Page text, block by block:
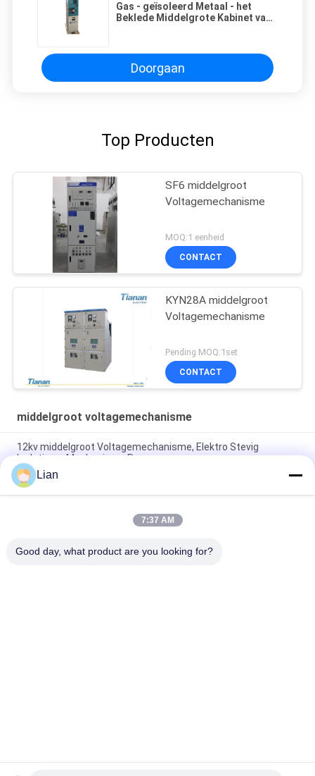
Gas - geïsoleerd Metaal - het
Beklede Middelgrote Kabinet van
Doorgaan
Top Producten
SF6 middelgroot
Voltagemechanisme
MOQ:1 eenheid
CONTACT
KYN28A middelgroot
Voltagemechanisme
Pending MOQ:1set
CONTACT
middelgroot voltagemechanisme
12kv middelgroot Voltagemechanisme, Elektro Stevig
Isolatiemv Mechanisme Rmu
Beklede de Rings Hoofdeenheden van Sf6rmu Mv GIS en
Compact Ac van Mechanismesystemen Metaal -
Sf6 belt het Gas Geïsoleerde Mechanisme, Hoofdeenheid 12
Lian
7:37 AM
Good day, what product are you looking for?